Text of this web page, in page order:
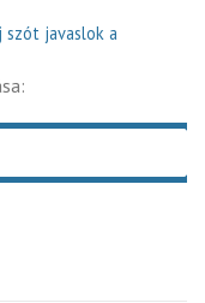
szót javaslok a